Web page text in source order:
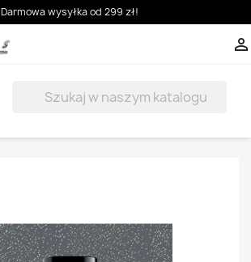
Darmowa wysyłka od 299 zł!
